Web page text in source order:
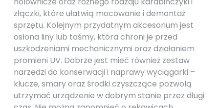
złączki, które ułatwią mocowanie i demontaż
sprzętu. Kolejnym przydatnym akcesorium jest
osłona liny lub taśmy, która chroni je przed
uszkodzeniami mechanicznymi oraz działaniem
promieni UV. Dobrze jest mieć również zestaw
narzędzi do konserwacji i naprawy wyciągarki –
klucze, smary oraz środki czyszczące pozwolą
utrzymać urządzenie w dobrym stanie przez długi